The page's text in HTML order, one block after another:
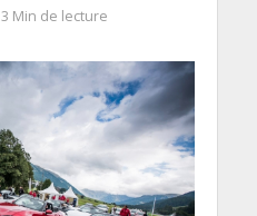
3 Min de lecture